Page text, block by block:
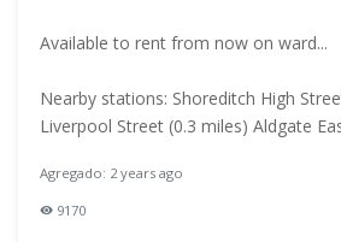
Available to rent from now on ward...
Nearby stations: Shoreditch High
Liverpool Street (0.3 miles) Aldgate
Agregado: 2 years ago
9170